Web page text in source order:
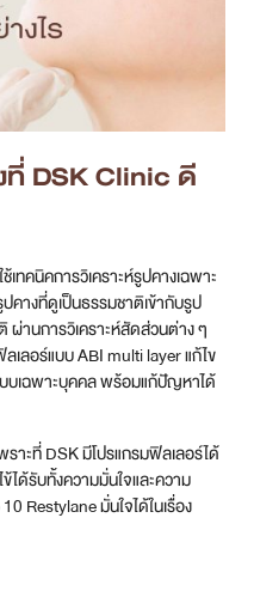
DSK Clinic ดี
ทคนิคการวิเคราะห์รูปคางเฉพาะ
คางที่ดูเป็นธรรมชาติเข้ากับรูป
านการวิเคราะห์สัดส่วนต่าง ๆ
เลอร์แบบ ABI multi layer แก้ไข
บเฉพาะบุคคล พร้อมแก้ปัญหาได้
าะที่ DSK มีโปรแกรมฟิลเลอร์ได้
ได้รับทั้งความมั่นใจและความ
Restylane มั่นใจได้ในเรื่อง